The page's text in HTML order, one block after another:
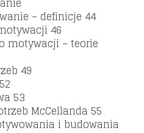
– definicje 44
46
motywacji – teorie
49
53
McCellanda 55
i budowania